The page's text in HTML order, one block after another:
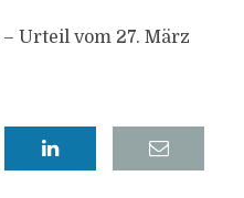
– Urteil vom 27. März